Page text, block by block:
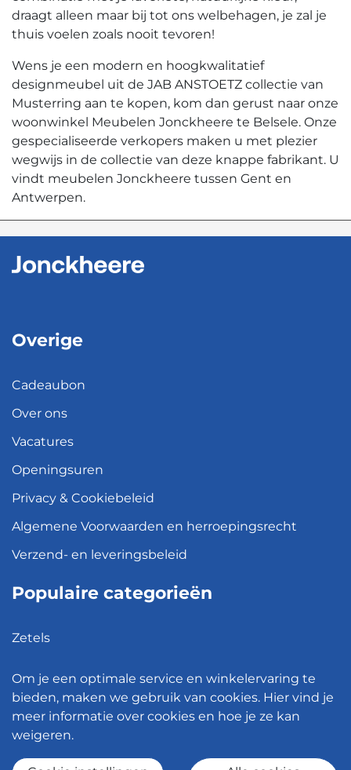
draagt alleen maar bij tot ons welbehagen, je zal je
thuis voelen zoals nooit tevoren!
Wens je een modern en hoogkwalitatief
designmeubel uit de JAB ANSTOETZ collectie van
Musterring aan te kopen, kom dan gerust naar onze
woonwinkel Meubelen Jonckheere te Belsele. Onze
gespecialiseerde verkopers maken u met plezier
wegwijs in de collectie van deze knappe fabrikant. U
vindt meubelen Jonckheere tussen Gent en
Antwerpen.
Overige
Cadeaubon
Over ons
Vacatures
Openingsuren
Privacy & Cookiebeleid
Algemene Voorwaarden en herroepingsrecht
Verzend- en leveringsbeleid
Populaire categorieën
Zetels
Hanglampen
Bureaustoelen
Om je een optimale service en winkelervaring te
bieden, maken we gebruik van cookies. Hier vind je
meer informatie over cookies en hoe je ze kan
weigeren.